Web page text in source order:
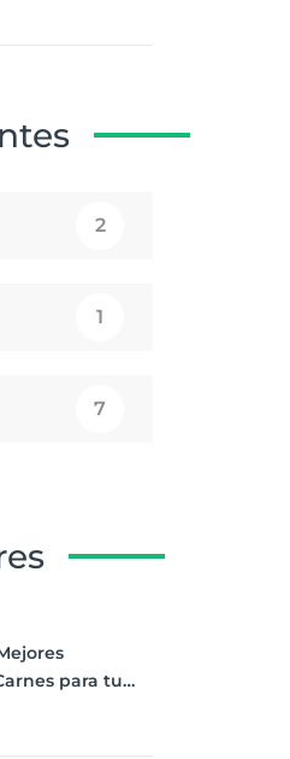
2
1
7
para tu